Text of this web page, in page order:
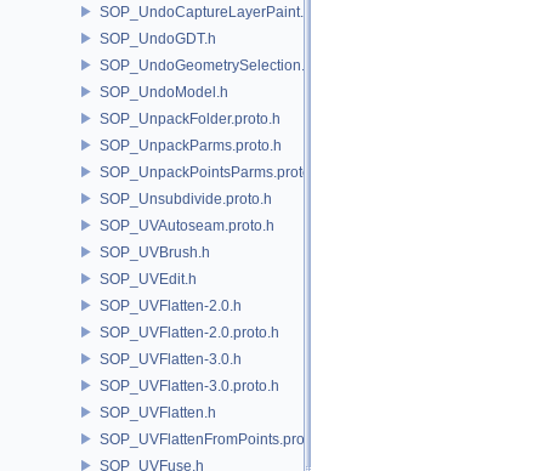
SOP_UndoCaptureLayerPaint.h
SOP_UndoGDT.h
SOP_UndoGeometrySelection.h
SOP_UndoModel.h
SOP_UnpackFolder.proto.h
SOP_UnpackParms.proto.h
SOP_UnpackPointsParms.proto.h
SOP_Unsubdivide.proto.h
SOP_UVAutoseam.proto.h
SOP_UVBrush.h
SOP_UVEdit.h
SOP_UVFlatten-2.0.h
SOP_UVFlatten-2.0.proto.h
SOP_UVFlatten-3.0.h
SOP_UVFlatten-3.0.proto.h
SOP_UVFlatten.h
SOP_UVFlattenFromPoints.proto.h
SOP_UVFuse.h